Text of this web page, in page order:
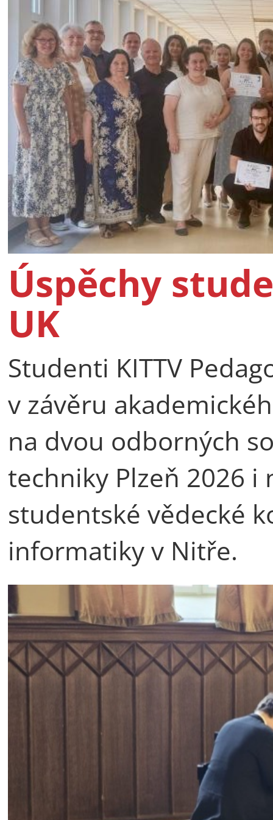
Úspěchy
UK
Studenti KITTV
v závěru
na dvou odborných
techniky Plzeň 2026 i
studentské vědecké
informatiky v Nitře.